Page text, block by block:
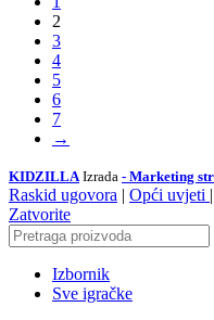
2
3
4
5
6
7
→
KIDZILLA Izrada - Marketing
Raskid ugovora | Opći uvjeti |
Zatvorite
Izbornik
Sve igračke